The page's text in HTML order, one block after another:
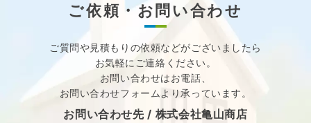
ご依頼・お問い合わせ
ご質問や見積もりの依頼などがございましたら
お気軽にご連絡ください。
お問い合わせはお電話、
お問い合わせフォームより承っています。
お問い合わせ先 / 株式会社亀山商店